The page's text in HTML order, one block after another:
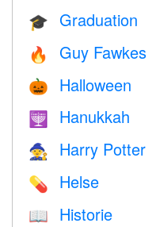
🎓 Graduation
🔥 Guy Fawkes
🎃 Halloween
🕎 Hanukkah
🧙 Harry Potter
💊 Helse
📖 Historie